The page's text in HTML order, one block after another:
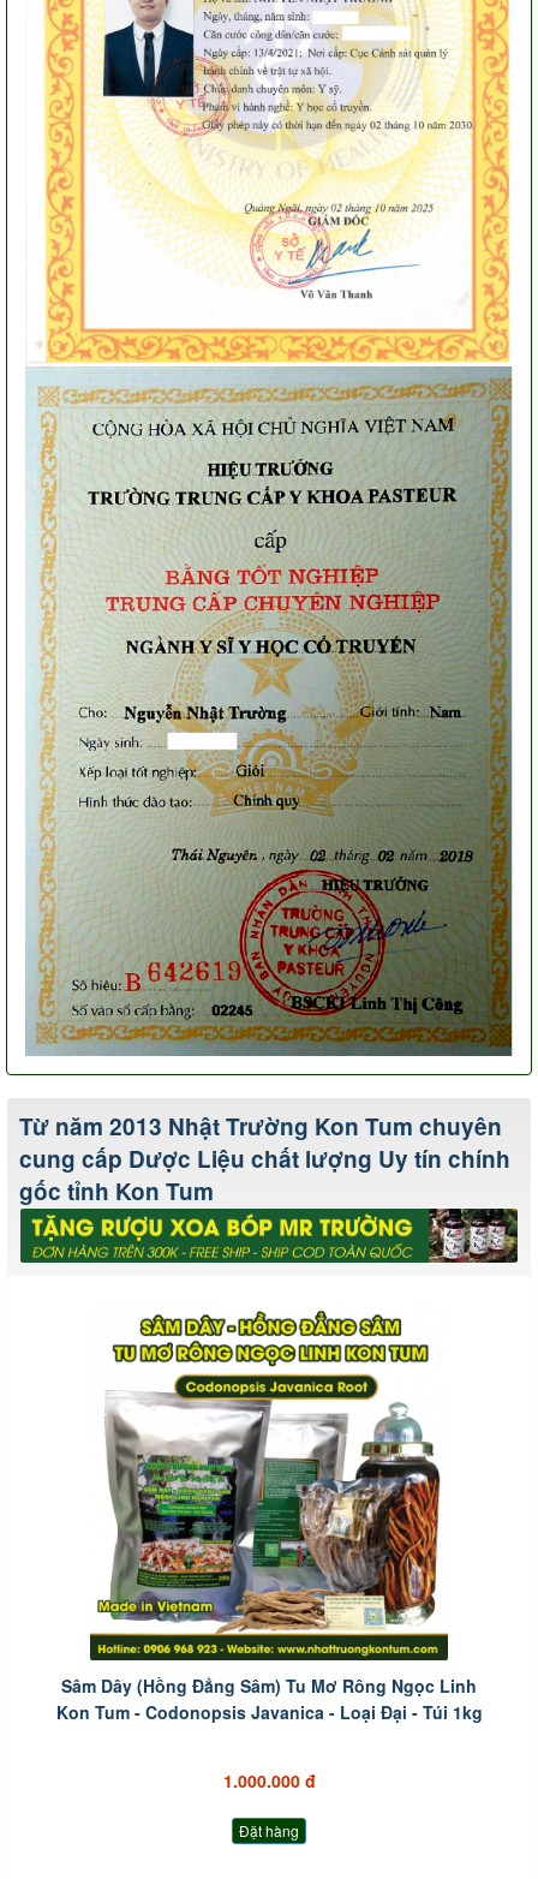
Từ năm 2013 Nhật Trường Kon Tum chuyên
cung cấp Dược Liệu chất lượng Uy tín chính
gốc tỉnh Kon Tum
Sâm Dây (Hồng Đẳng Sâm) Tu Mơ Rông Ngọc Linh
Kon Tum - Codonopsis Javanica - Loại Đại - Túi 1kg
1.000.000 đ
Đặt hàng